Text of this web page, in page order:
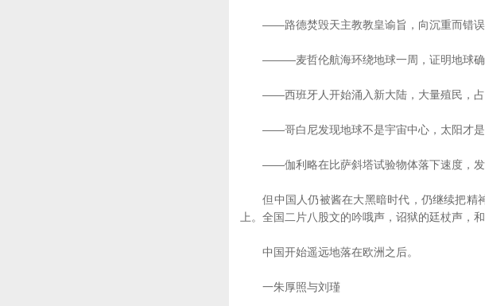
——路德焚毁天主教教皇谕旨，向沉重而错误
———麦哲伦航海环绕地球一周，证明地球确
——西班牙人开始涌入新大陆，大量殖民，占
——哥白尼发现地球不是宇宙中心，太阳才是
——伽利略在比萨斜塔试验物体落下速度，发
但中国人仍被酱在大黑暗时代，仍继续把精
上。全国二片八股文的吟哦声，诏狱的廷杖声，
中国开始遥远地落在欧洲之后。
一朱厚照与刘瑾